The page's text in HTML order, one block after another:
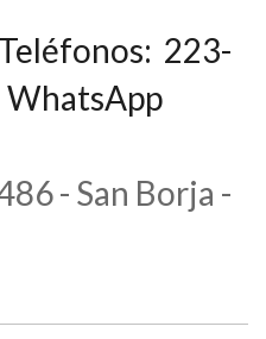
223-
- San Borja -